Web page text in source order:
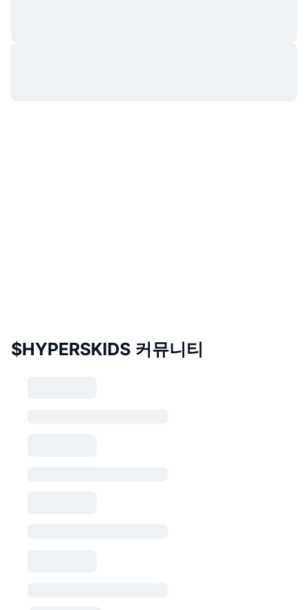
$HYPERSKIDS 커뮤니티